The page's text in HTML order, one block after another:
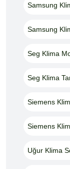
Samsung
Samsung
Seg Klima
Seg Klima
Siemens
Siemens
Uğur Klima